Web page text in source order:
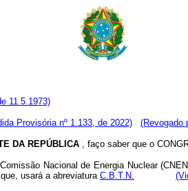
11.5.1973)
Provisória nº 1.133, de 2022) (Revogado
DA REPÚBLICA , faço saber que o
Nacional de Energia Nuclear
usará a abreviatura C.B.T.N.